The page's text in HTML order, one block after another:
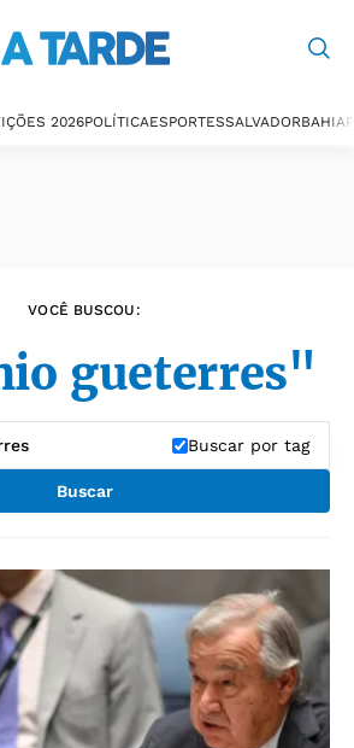
2026POLÍTICAESPORTESSALVADORBAHIA
VOCÊ BUSCOU:
gueterres"
Buscar por tag
Buscar